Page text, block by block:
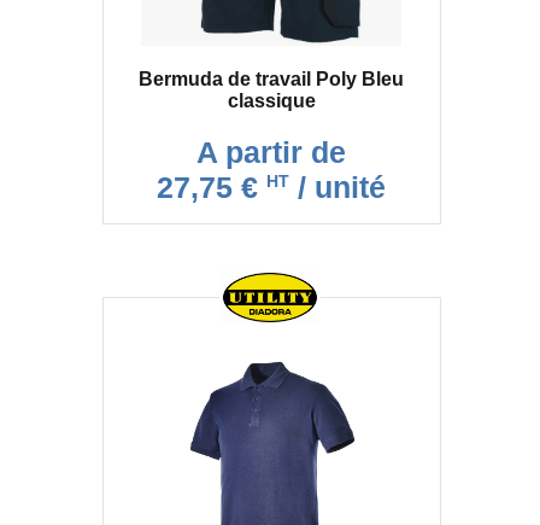
Bermuda de travail Poly Bleu
classique
A partir de
27,75 € HT / unité